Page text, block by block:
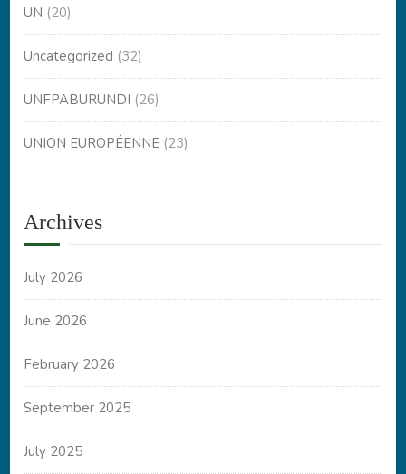
UN (20)
Uncategorized (32)
UNFPABURUNDI (26)
UNION EUROPÉENNE (23)
Archives
July 2026
June 2026
February 2026
September 2025
July 2025